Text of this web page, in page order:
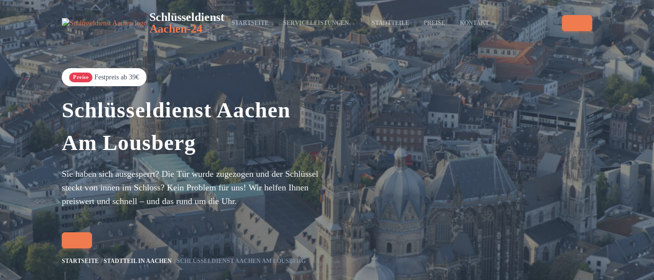
Schlüsseldienst
Aachen-24
STARTSEITE SERVICELEISTUNGEN STADTTEILE PREISE KONTAKT
Preise Festpreis ab 39€
Schlüsseldienst Aachen
Am Lousberg
Sie haben sich ausgesperrt? Die Tür wurde zugezogen und der Schlüssel
steckt von innen im Schloss? Kein Problem für uns! Wir helfen Ihnen
preiswert und schnell – und das rund um die Uhr.
STARTSEITE STADTTEIL IN AACHEN SCHLÜSSELDIENST AACHEN AM LOUSBERG